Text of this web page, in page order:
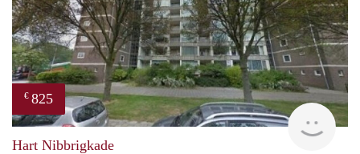
€ 825
rent
Hart Nibbrigkade